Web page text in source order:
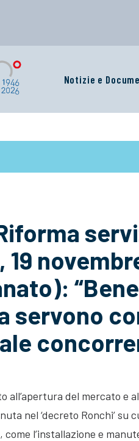
Notizie e
19
servono
all’apertura del mercato e
nel ‘decreto Ronchi’ su
l’installazione e